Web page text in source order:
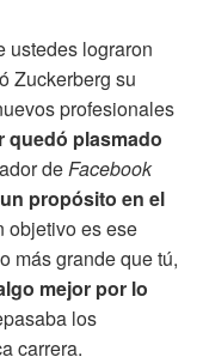
ustedes lograron
Zuckerberg su
profesionales
quedó plasmado
deFacebook
propósito en el
objetivo es ese
más grande que tú,
mejor por lo
los
carrera.